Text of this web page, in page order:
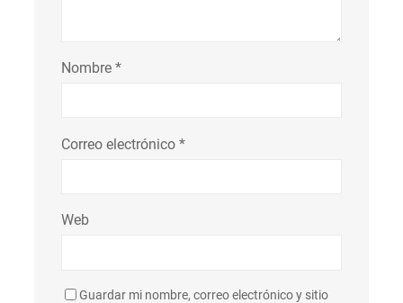
Nombre *
Correo electrónico *
Web
Guardar mi nombre, correo electrónico y sitio